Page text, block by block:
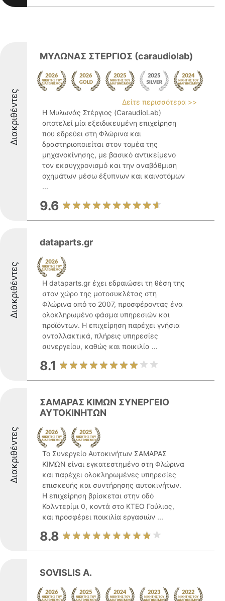
Διακριθέντες
ΜΥΛΩΝΑΣ ΣΤΕΡΓΙΟΣ (caraudiolab)
Δείτε περισσότερα >>
Η Μυλωνάς Στέργιος (CaraudioLab)
αποτελεί μία εξειδικευμένη επιχείρηση
που εδρεύει στη Φλώρινα και
δραστηριοποιείται στον τομέα της
μηχανοκίνησης, με βασικό αντικείμενο
τον εκσυγχρονισμό και την αναβάθμιση
οχημάτων μέσω έξυπνων και καινοτόμων
...
9.6
Διακριθέντες
dataparts.gr
Η dataparts.gr έχει εδραιώσει τη θέση της
στον χώρο της μοτοσυκλέτας στη
Φλώρινα από το 2007, προσφέροντας ένα
ολοκληρωμένο φάσμα υπηρεσιών και
προϊόντων. Η επιχείρηση παρέχει γνήσια
ανταλλακτικά, πλήρεις υπηρεσίες
συνεργείου, καθώς και ποικιλία ...
8.1
Διακριθέντες
ΣΑΜΑΡΑΣ ΚΙΜΩΝ ΣΥΝΕΡΓΕΙΟ
ΑΥΤΟΚΙΝΗΤΩΝ
Το Συνεργείο Αυτοκινήτων ΣΑΜΑΡΑΣ
ΚΙΜΩΝ είναι εγκατεστημένο στη Φλώρινα
και παρέχει ολοκληρωμένες υπηρεσίες
επισκευής και συντήρησης αυτοκινήτων.
Η επιχείρηση βρίσκεται στην οδό
Καλντερίμι 0, κοντά στο ΚΤΕΟ Γούλιος,
και προσφέρει ποικιλία εργασιών ...
8.8
SOVISLIS A.